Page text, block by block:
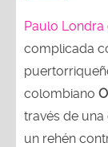
Paulo Londra
complicada
colombiano
través de una
un rehén